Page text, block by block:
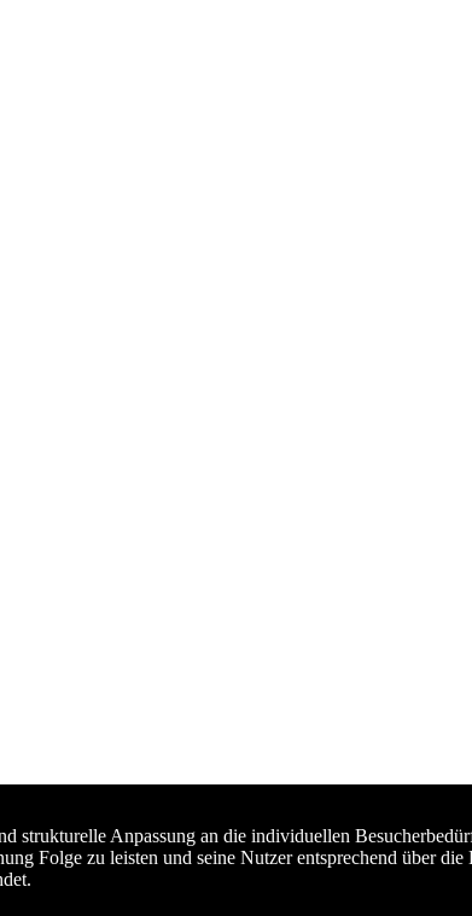
strukturelle Anpassung an die individuellen
Folge zu leisten und seine Nutzer entsprechend über